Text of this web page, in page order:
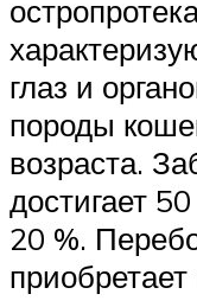
глаз и
породы
возраста.
достигает
20 %.